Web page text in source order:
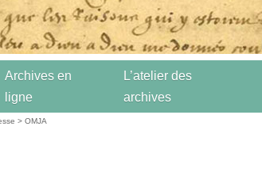
Archives en
ligne
L’atelier des
archives
>OMJA